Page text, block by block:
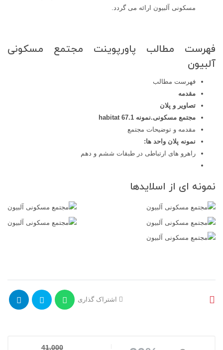
مسکونی آلبیون ارائه می گردد.
فهرست مطالب پاورپوینت مجتمع مسکونی
آلبیون
فهرست مطالب
مقدمه
تصاویر و پلان
مجتمع مسکونی.نمونه 1.
habitat 67
مقدمه و توضیحات مجتمع
نمونه پلان واحد ها:
راهرو های ارتباطی در طبقات ششم و دهم
نمونه ای از اسلایدها
اشتراک گذاری
41,000